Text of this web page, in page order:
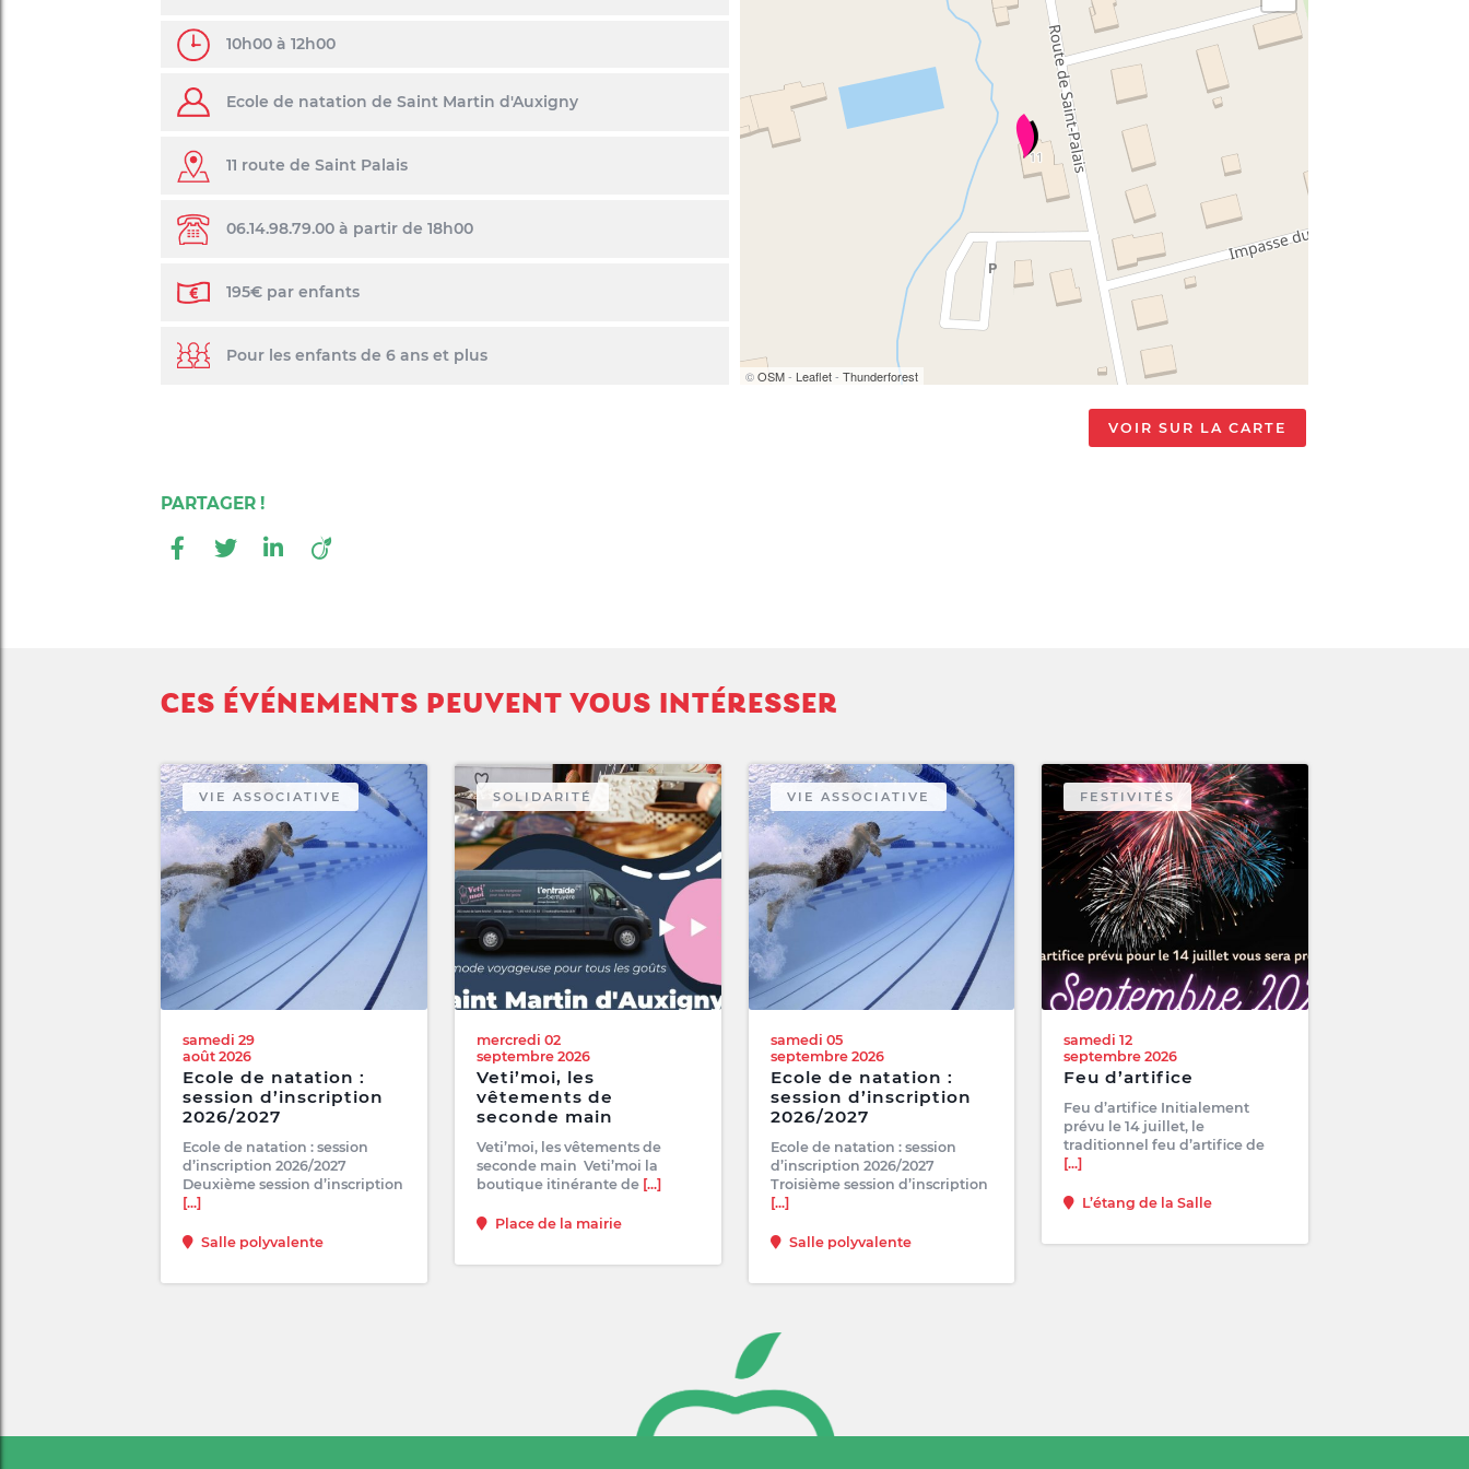
10h00 à 12h00
Ecole de natation de Saint Martin d'Auxigny
11 route de Saint Palais
06.14.98.79.00 à partir de 18h00
195€ par enfants
Pour les enfants de 6 ans et plus
©OSM- Leaflet- Thunderforest
VOIR SUR LA CARTE
CES ÉVÉNEMENTS PEUVENT VOUS INTÉRESSER
VIE ASSOCIATIVE
samedi 29
août 2026
Ecole de natation :
session d’inscription
2026/2027
Ecole de natation : session
d’inscription 2026/2027
Deuxième session d’inscription
[...]
Salle polyvalente
SOLIDARITÉ
mercredi 02
septembre 2026
Veti’moi, les
vêtements de
seconde main
Veti’moi, les vêtements de
seconde main Veti’moi la
boutique itinérante de [...]
Place de la mairie
VIE ASSOCIATIVE
samedi 05
septembre 2026
Ecole de natation :
session d’inscription
2026/2027
Ecole de natation : session
d’inscription 2026/2027
Troisième session d’inscription
[...]
Salle polyvalente
FESTIVITÉS
samedi 12
septembre 2026
Feu d’artifice
Feu d’artifice Initialement
prévu le 14 juillet, le
traditionnel feu d’artifice de
[...]
L’étang de la Salle